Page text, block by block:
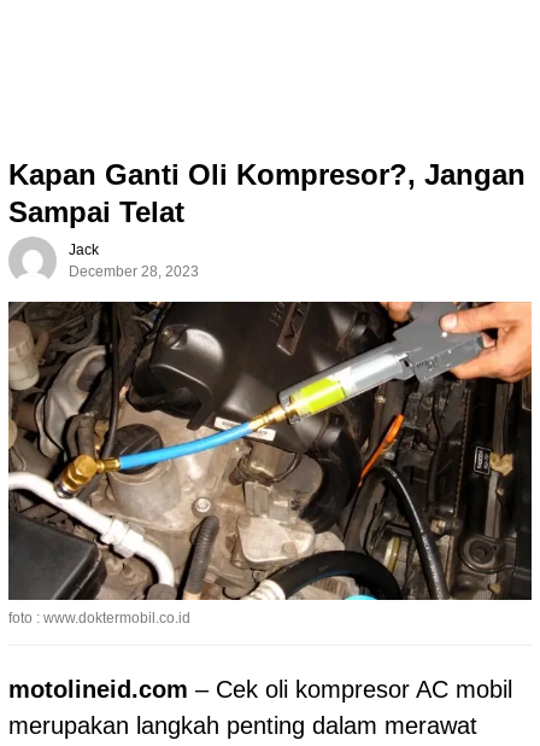
Kapan Ganti Oli Kompresor?, Jangan
Sampai Telat
Jack
December 28, 2023
foto : www.doktermobil.co.id
motolineid.com – Cek oli kompresor AC mobil
merupakan langkah penting dalam merawat